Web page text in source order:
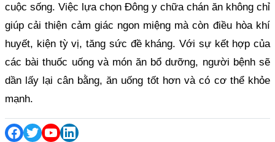
cuộc sống. Việc lựa chọn Đông y chữa chán ăn không chỉ
giúp cải thiện cảm giác ngon miệng mà còn điều hòa khí
huyết, kiện tỳ vị, tăng sức đề kháng. Với sự kết hợp của
các bài thuốc uống và món ăn bổ dưỡng, người bệnh sẽ
dần lấy lại cân bằng, ăn uống tốt hơn và có cơ thể khỏe
mạnh.